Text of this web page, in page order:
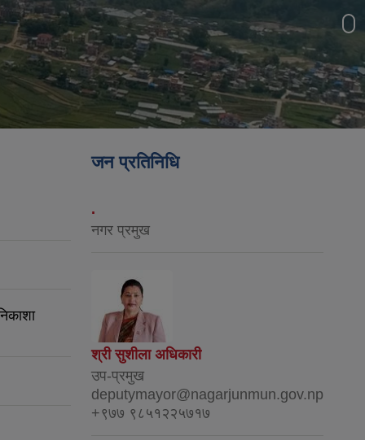
जन प्रतिनिधि
.
नगर प्रमुख
श्री सुशीला अधिकारी
उप-प्रमुख
deputymayor@nagarjunmun.gov.np
+९७७ ९८५१२२५७१७